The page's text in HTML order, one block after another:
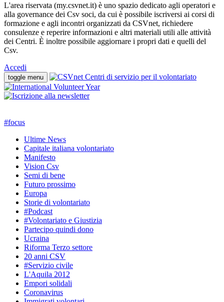
L'area riservata (my.csvnet.it) è uno spazio dedicato agli operatori e
alla governance dei Csv soci, da cui è possibile iscriversi ai corsi di
formazione e agli incontri organizzati da CSVnet, richiedere
consulenze e reperire informazioni e altri materiali utili alle attività
dei Centri. È inoltre possibile aggiornare i propri dati e quelli del
Csv.
Accedi
toggle menu
#focus
Ultime News
Capitale italiana volontariato
Manifesto
Vision Csv
Semi di bene
Futuro prossimo
Europa
Storie di volontariato
#Podcast
#Volontariato e Giustizia
Partecipo quindi dono
Ucraina
Riforma Terzo settore
20 anni CSV
#Servizio civile
L'Aquila 2012
Empori solidali
Coronavirus